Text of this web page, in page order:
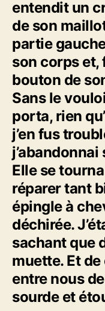
entendit un
de son
partie
son corps et,
bouton de
Sans le
porta, rien
j’en fus
Elle se
réparer tant
épingle à
déchirée.
sachant que
muette. Et
entre nous
sourde et